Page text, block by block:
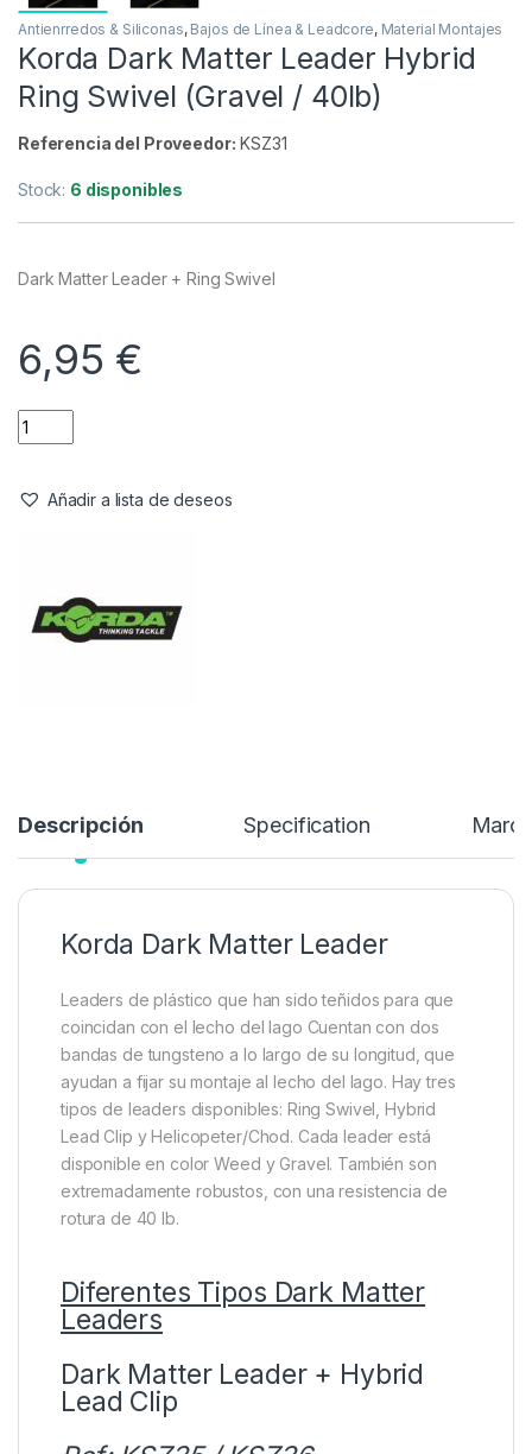
Antienrredos & Siliconas, Bajos de Línea & Leadcore, Material Montajes
Korda Dark Matter Leader Hybrid
Ring Swivel (Gravel / 40lb)
Referencia del Proveedor: KSZ31
Stock: 6 disponibles
Dark Matter Leader + Ring Swivel
6,95 €
Añadir a lista de deseos
Descripción Specification Marca
Korda Dark Matter Leader
Leaders de plástico que han sido teñidos para que
coincidan con el lecho del lago Cuentan con dos
bandas de tungsteno a lo largo de su longitud, que
ayudan a fijar su montaje al lecho del lago. Hay tres
tipos de leaders disponibles: Ring Swivel, Hybrid
Lead Clip y Helicopeter/Chod. Cada leader está
disponible en color Weed y Gravel. También son
extremadamente robustos, con una resistencia de
rotura de 40 lb.
Diferentes Tipos Dark Matter
Leaders
Dark Matter Leader + Hybrid
Lead Clip